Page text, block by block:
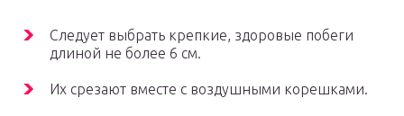
Следует выбрать крепкие, здоровые побеги
длиной не более 6 см.
Их срезают вместе с воздушными корешками.